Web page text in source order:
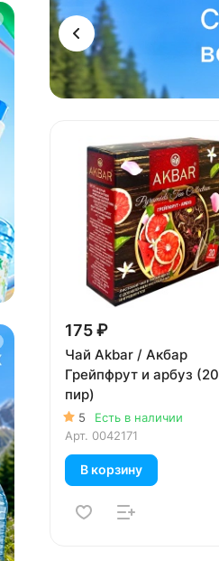
175 ₽
Чай Akbar / Акбар
Грейпфрут и арбуз (20
пир)
5
Есть в наличии
Арт. 0042171
В корзину